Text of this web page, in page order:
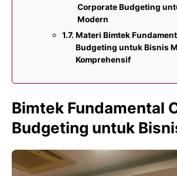
Corporate Budgeting
Modern
Materi Bimtek
Budgeting untuk Bisnis
Komprehensif
Bimtek Fundamental
Budgeting untuk